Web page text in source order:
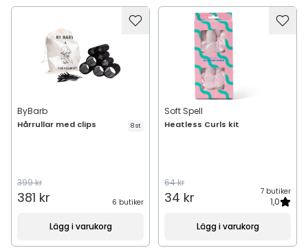
ByBarb
Hårrullar med clips 8 st
399 kr
381 kr 6 butiker
Lägg i varukorg
Soft Spell
Heatless Curls kit
64 kr
34 kr 7 butiker
1,0
Lägg i varukorg